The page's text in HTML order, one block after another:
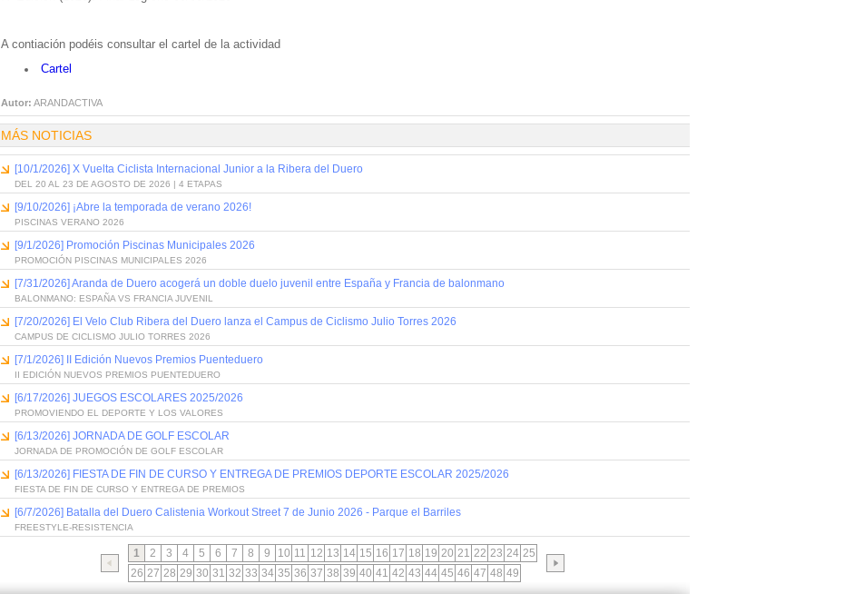
A contiación podéis consultar el cartel de la actividad
Cartel
Autor: ARANDACTIVA
MÁS NOTICIAS
[10/1/2026] X Vuelta Ciclista Internacional Junior a la Ribera del Duero
DEL 20 AL 23 DE AGOSTO DE 2026 | 4 ETAPAS
[9/10/2026] ¡Abre la temporada de verano 2026!
PISCINAS VERANO 2026
[9/1/2026] Promoción Piscinas Municipales 2026
PROMOCIÓN PISCINAS MUNICIPALES 2026
[7/31/2026] Aranda de Duero acogerá un doble duelo juvenil entre España y Francia de balonmano
BALONMANO: ESPAÑA VS FRANCIA JUVENIL
[7/20/2026] El Velo Club Ribera del Duero lanza el Campus de Ciclismo Julio Torres 2026
CAMPUS DE CICLISMO JULIO TORRES 2026
[7/1/2026] II Edición Nuevos Premios Puenteduero
II EDICIÓN NUEVOS PREMIOS PUENTEDUERO
[6/17/2026] JUEGOS ESCOLARES 2025/2026
PROMOVIENDO EL DEPORTE Y LOS VALORES
[6/13/2026] JORNADA DE GOLF ESCOLAR
JORNADA DE PROMOCIÓN DE GOLF ESCOLAR
[6/13/2026] FIESTA DE FIN DE CURSO Y ENTREGA DE PREMIOS DEPORTE ESCOLAR 2025/2026
FIESTA DE FIN DE CURSO Y ENTREGA DE PREMIOS
[6/7/2026] Batalla del Duero Calistenia Workout Street 7 de Junio 2026 - Parque el Barriles
FREESTYLE-RESISTENCIA
1 2 3 4 5 6 7 8 9 10 11 12 13 14 15 16 17 18 19 20 21 22 23 24 25
26 27 28 29 30 31 32 33 34 35 36 37 38 39 40 41 42 43 44 45 46 47 48 49